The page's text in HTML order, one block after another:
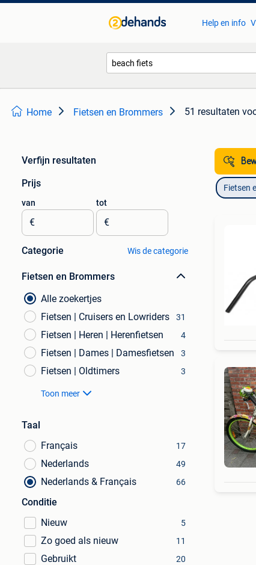
Help en info
Home Fietsen en Brommers 51 resultaten
Verfijn resultaten
Prijs
van
€
tot
€
Categorie Wis de categorie
Fietsen en Brommers
Alle zoekertjes
Fietsen | Cruisers en Lowriders
31
Fietsen | Heren | Herenfietsen 4
Fietsen | Dames | Damesfietsen 3
Fietsen | Oldtimers 3
Toon meer
Taal
Français
17
Nederlands 49
Nederlands & Français 66
Conditie
Nieuw
5
Zo goed als nieuw 11
Gebruikt 20
Fietsen